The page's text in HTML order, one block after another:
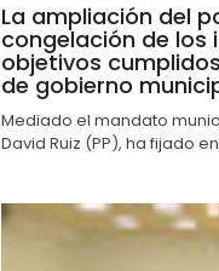
La ampliación del
congelación de los
objetivos
de gobierno
Mediado el mandato
David Ruiz (PP), ha fijado